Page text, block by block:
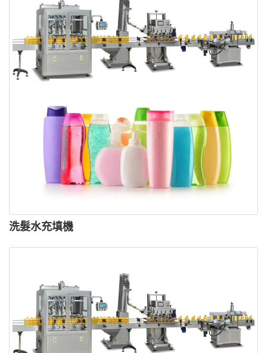
洗髮水充填機